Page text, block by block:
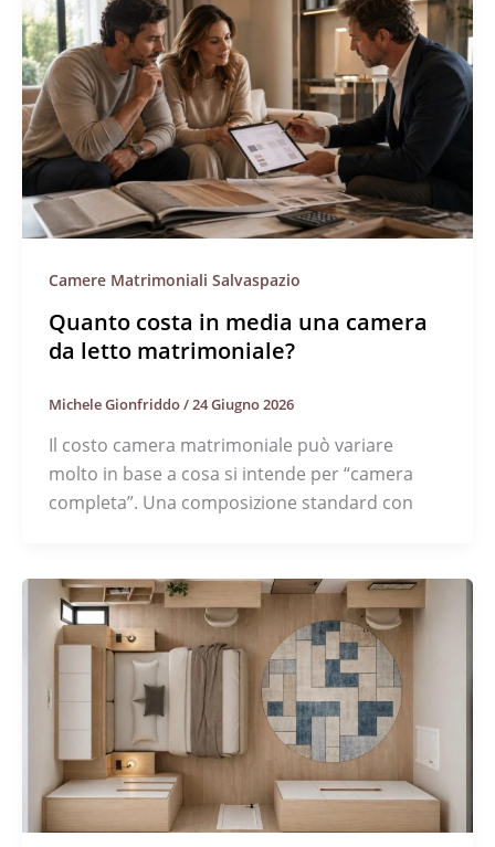
Camere Matrimoniali Salvaspazio
Quanto costa in media una camera
da letto matrimoniale?
Michele Gionfriddo/24 Giugno 2026
Il costo camera matrimoniale può variare
molto in base a cosa si intende per “camera
completa”. Una composizione standard con